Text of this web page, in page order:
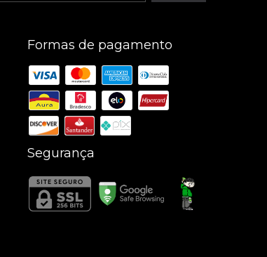
Formas de pagamento
Segurança